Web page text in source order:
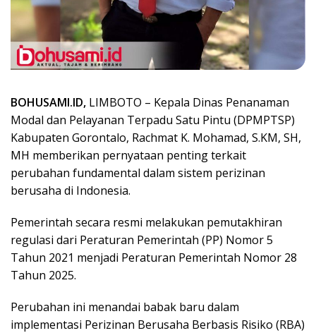
BOHUSAMI.ID, LIMBOTO – Kepala Dinas Penanaman
Modal dan Pelayanan Terpadu Satu Pintu (DPMPTSP)
Kabupaten Gorontalo, Rachmat K. Mohamad, S.KM, SH,
MH memberikan pernyataan penting terkait
perubahan fundamental dalam sistem perizinan
berusaha di Indonesia.
Pemerintah secara resmi melakukan pemutakhiran
regulasi dari Peraturan Pemerintah (PP) Nomor 5
Tahun 2021 menjadi Peraturan Pemerintah Nomor 28
Tahun 2025.
Perubahan ini menandai babak baru dalam
implementasi Perizinan Berusaha Berbasis Risiko (RBA)